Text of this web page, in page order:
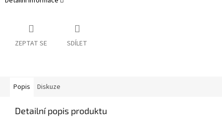
ZEPTAT SE SDÍLET
Popis Diskuze
Detailní popis produktu